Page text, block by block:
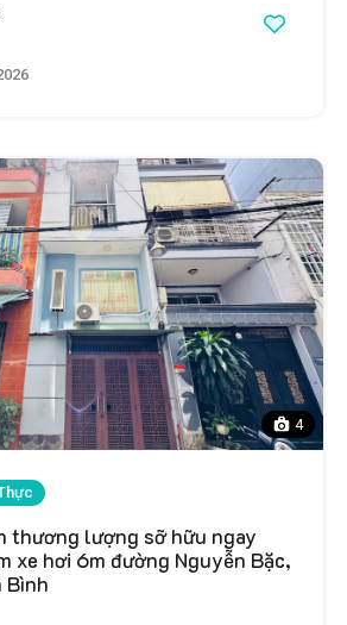
4
thương lượng sỡ hữu ngay
xe hơi 6m đường Nguyễn Bặc,
Bình